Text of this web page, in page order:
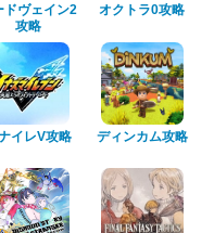
ドヴェイン2
攻略
オクトラ0攻略
イレV攻略 ディンカム攻略